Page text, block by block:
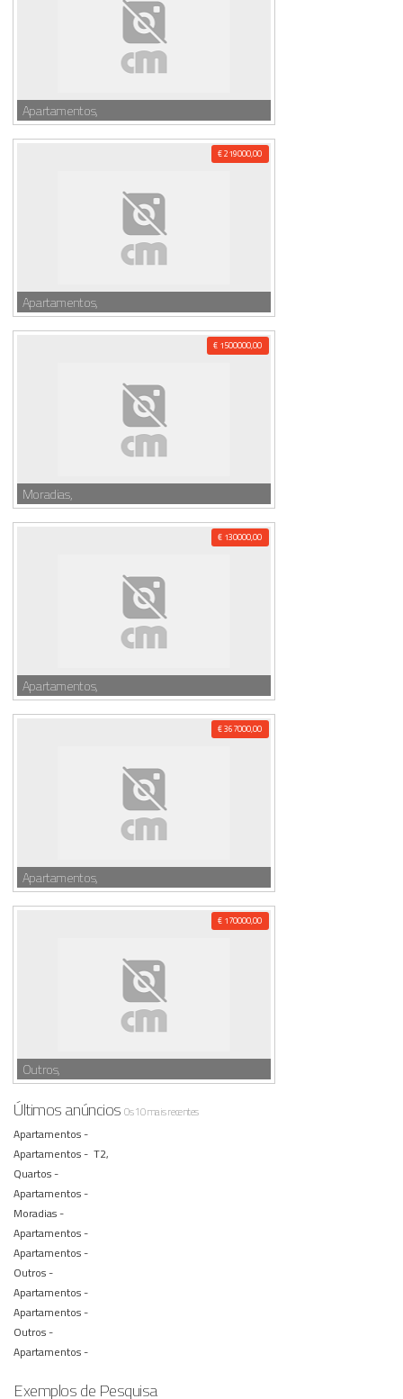
Apartamentos,
€ 219000,00
Apartamentos,
€ 1500000,00
Moradias,
€ 130000,00
Apartamentos,
€ 367000,00
Apartamentos,
€ 170000,00
Outros,
Últimos anúnciosOs 10 mais recentes
Apartamentos -
Apartamentos - T2,
Quartos -
Apartamentos -
Moradias -
Apartamentos -
Apartamentos -
Outros -
Apartamentos -
Apartamentos -
Outros -
Apartamentos -
Exemplos de Pesquisa